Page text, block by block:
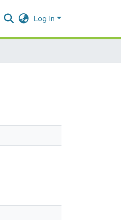
Log In